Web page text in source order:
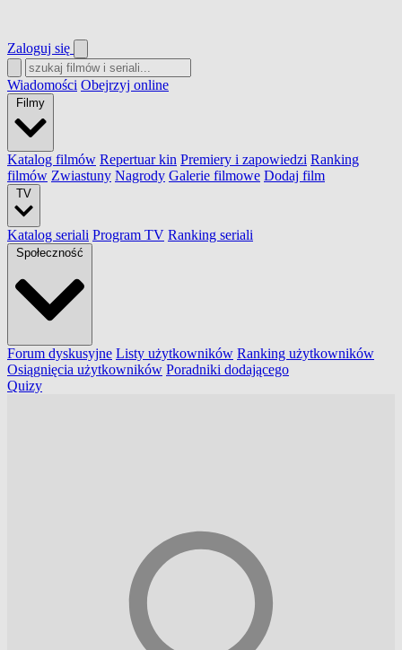
Zaloguj się
Wiadomości Obejrzyj online
Filmy
Katalog filmów Repertuar kin Premiery i zapowiedzi Ranking
filmów Zwiastuny Nagrody Galerie filmowe Dodaj film
TV
Katalog seriali Program TV Ranking seriali
Społeczność
Forum dyskusyjne Listy użytkowników Ranking użytkowników
Osiągnięcia użytkowników Poradniki dodającego
Quizy